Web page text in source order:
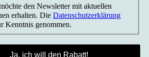
den Newsletter mit aktuellen
erhalten. DieDatenschutzerklärung
Kenntnis genommen.